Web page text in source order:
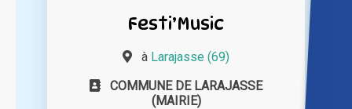
Festi’Music
à Larajasse (69)
COMMUNE DE LARAJASSE
(MAIRIE)